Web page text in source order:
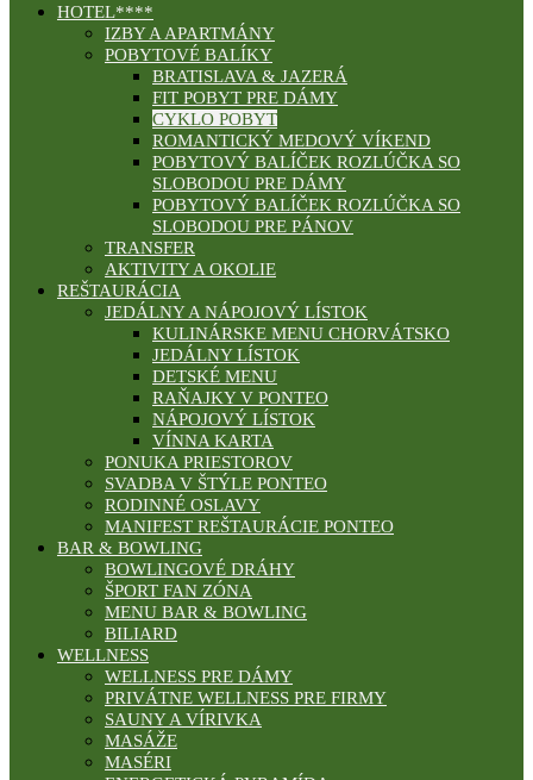
HOTEL****
IZBY A APARTMÁNY
POBYTOVÉ BALÍKY
BRATISLAVA & JAZERÁ
FIT POBYT PRE DÁMY
CYKLO POBYT
ROMANTICKÝ MEDOVÝ VÍKEND
POBYTOVÝ BALÍČEK ROZLÚČKA SO
SLOBODOU PRE DÁMY
POBYTOVÝ BALÍČEK ROZLÚČKA SO
SLOBODOU PRE PÁNOV
TRANSFER
AKTIVITY A OKOLIE
REŠTAURÁCIA
JEDÁLNY A NÁPOJOVÝ LÍSTOK
KULINÁRSKE MENU CHORVÁTSKO
JEDÁLNY LÍSTOK
DETSKÉ MENU
RAŇAJKY V PONTEO
NÁPOJOVÝ LÍSTOK
VÍNNA KARTA
PONUKA PRIESTOROV
SVADBA V ŠTÝLE PONTEO
RODINNÉ OSLAVY
MANIFEST REŠTAURÁCIE PONTEO
BAR & BOWLING
BOWLINGOVÉ DRÁHY
ŠPORT FAN ZÓNA
MENU BAR & BOWLING
BILIARD
WELLNESS
WELLNESS PRE DÁMY
PRIVÁTNE WELLNESS PRE FIRMY
SAUNY A VÍRIVKA
MASÁŽE
MASÉRI